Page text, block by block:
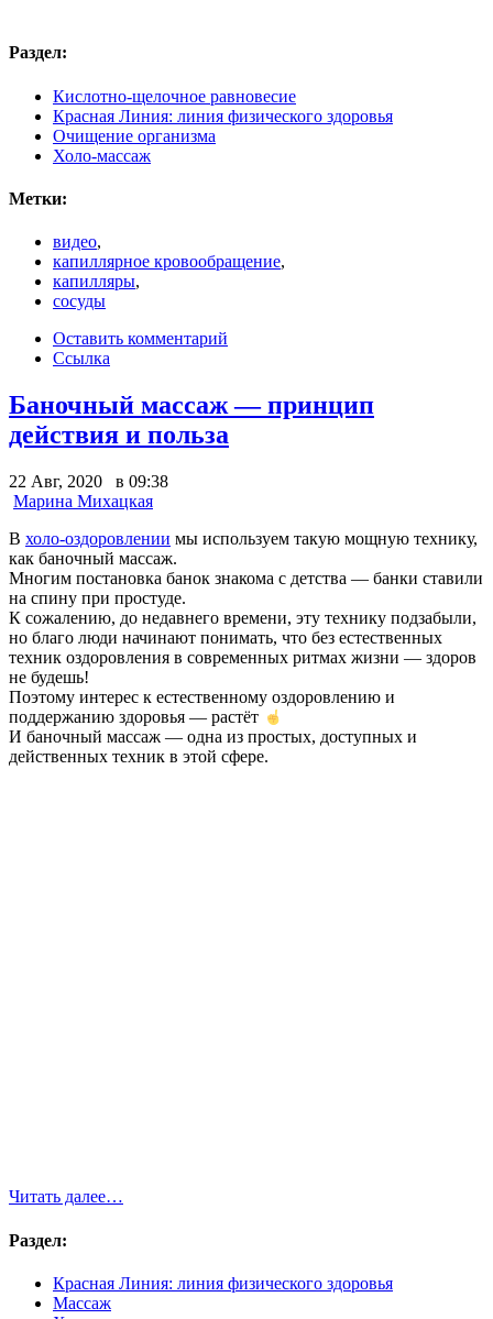
Раздел:
Кислотно-щелочное равновесие
Красная Линия: линия физического здоровья
Очищение организма
Холо-массаж
Метки:
видео,
капиллярное кровообращение,
капилляры,
сосуды
Оставить комментарий
Ссылка
Баночный массаж — принцип
действия и польза
22 Авг, 2020 в 09:38
Марина Михацкая
В холо-оздоровлении мы используем такую мощную технику,
как баночный массаж.
Многим постановка банок знакома с детства — банки ставили
на спину при простуде.
К сожалению, до недавнего времени, эту технику подзабыли,
но благо люди начинают понимать, что без естественных
техник оздоровления в современных ритмах жизни — здоров
не будешь!
Поэтому интерес к естественному оздоровлению и
поддержанию здоровья — растёт
И баночный массаж — одна из простых, доступных и
действенных техник в этой сфере.
Читать далее…
Раздел:
Красная Линия: линия физического здоровья
Массаж